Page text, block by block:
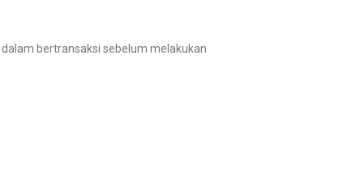
bertransaksi sebelum melakukan